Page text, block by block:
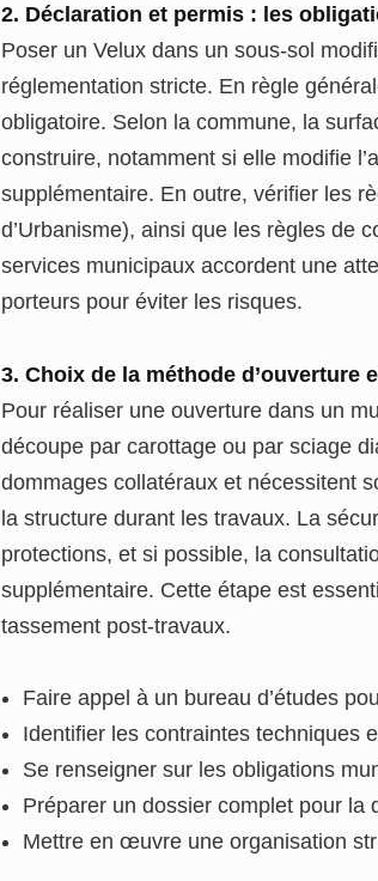
2. Déclaration et permis : les
Poser un Velux dans un sous-sol
réglementation stricte. En règle
obligatoire. Selon la commune, la
construire, notamment si elle modifie
supplémentaire. En outre, vérifier les
d’Urbanisme), ainsi que les règles de
services municipaux accordent une
porteurs pour éviter les risques.
3. Choix de la méthode d’ouverture
Pour réaliser une ouverture dans un
découpe par carottage ou par sciage
dommages collatéraux et nécessitent
la structure durant les travaux. La
protections, et si possible, la
supplémentaire. Cette étape est
tassement post-travaux.
Faire appel à un bureau d’études
Identifier les contraintes techniques
Se renseigner sur les obligations
Préparer un dossier complet pour la
Mettre en œuvre une organisation